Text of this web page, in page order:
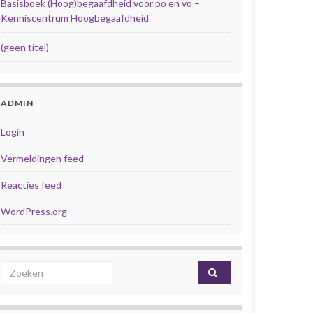
Basisboek (Hoog)begaafdheid voor po en vo –
Kenniscentrum Hoogbegaafdheid
(geen titel)
ADMIN
Login
Vermeldingen feed
Reacties feed
WordPress.org
Search for: